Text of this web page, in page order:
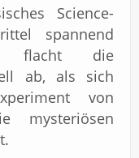
Science-
spannend
flacht die
ab, als sich
von